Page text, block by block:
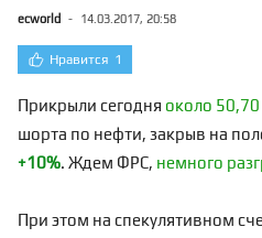
ecworld - 14.03.2017, 20:58
Нравится 1
Прикрыли сегодня около 50,70
шорта по нефти, закрыв на
+10%. Ждем ФРС, немного
При этом на спекулятивном